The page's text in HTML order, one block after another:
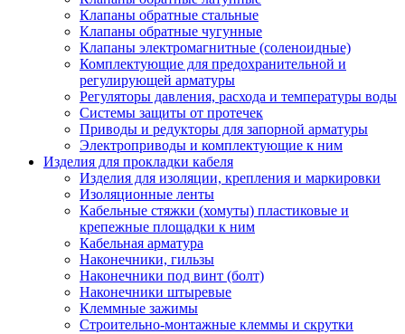
Клапаны обратные стальные
Клапаны обратные чугунные
Клапаны электромагнитные (соленоидные)
Комплектующие для предохранительной и
регулирующей арматуры
Регуляторы давления, расхода и температуры воды
Системы защиты от протечек
Приводы и редукторы для запорной арматуры
Электроприводы и комплектующие к ним
Изделия для прокладки кабеля
Изделия для изоляции, крепления и маркировки
Изоляционные ленты
Кабельные стяжки (хомуты) пластиковые и
крепежные площадки к ним
Кабельная арматура
Наконечники, гильзы
Наконечники под винт (болт)
Наконечники штыревые
Клеммные зажимы
Строительно-монтажные клеммы и скрутки